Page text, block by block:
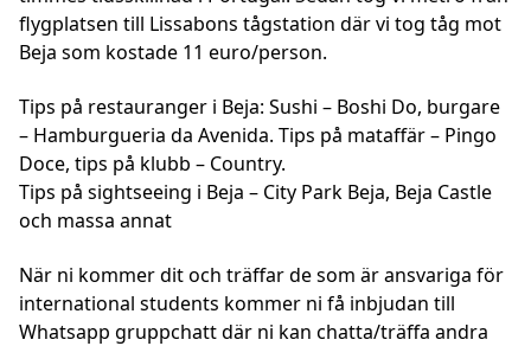
flygplatsen till Lissabons tågstation där vi tog tåg mot
Beja som kostade 11 euro/person.
Tips på restauranger i Beja: Sushi – Boshi Do, burgare
– Hamburgueria da Avenida. Tips på mataffär – Pingo
Doce, tips på klubb – Country.
Tips på sightseeing i Beja – City Park Beja, Beja Castle
och massa annat
När ni kommer dit och träffar de som är ansvariga för
international students kommer ni få inbjudan till
Whatsapp gruppchatt där ni kan chatta/träffa andra